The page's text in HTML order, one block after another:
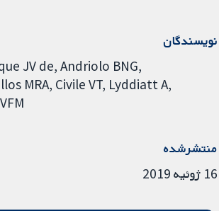
نویسندگان
JV de Andriolo BNG
MRA Civile VT Lyddiatt A
منتشرشده
16 ژوئیه 2019